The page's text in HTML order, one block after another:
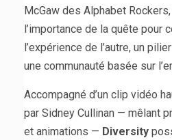
McGaw des Alphabet
l’importance de la quête pour
l’expérience de l’autre, un
une communauté basée sur
Accompagné d’un clip vidéo
par Sidney Cullinan — mêlant
et animations — Diversity